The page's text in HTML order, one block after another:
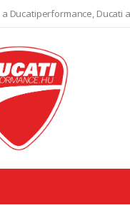
a Ducatiperformance, Ducati